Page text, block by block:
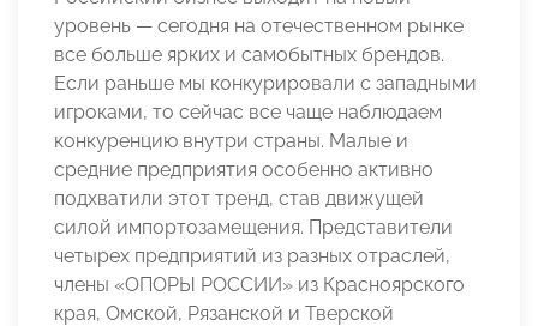
уровень — сегодня на отечественном рынке
все больше ярких и самобытных брендов.
Если раньше мы конкурировали с западными
игроками, то сейчас все чаще наблюдаем
конкуренцию внутри страны. Малые и
средние предприятия особенно активно
подхватили этот тренд, став движущей
силой импортозамещения. Представители
четырех предприятий из разных отраслей,
члены «ОПОРЫ РОССИИ» из Красноярского
края, Омской, Рязанской и Тверской